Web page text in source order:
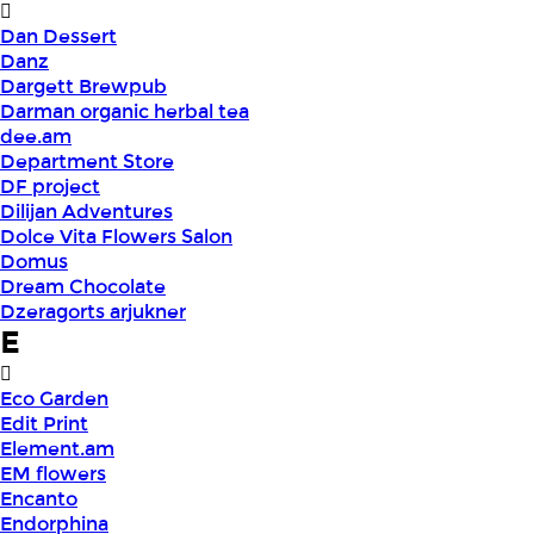
Dan Dessert
Danz
Dargett Brewpub
Darman organic herbal tea
dee.am
Department Store
DF project
Dilijan Adventures
Dolce Vita Flowers Salon
Domus
Dream Chocolate
Dzeragorts arjukner
E
Eco Garden
Edit Print
Element.am
EM flowers
Encanto
Endorphina